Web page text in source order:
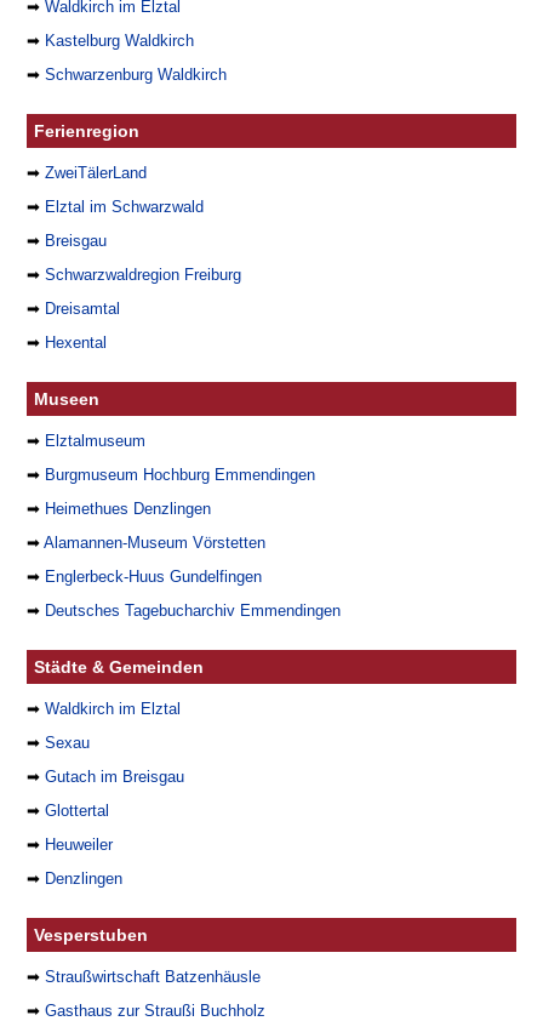
➡Waldkirch im Elztal
➡ Kastelburg Waldkirch
➡Schwarzenburg Waldkirch
Ferienregion
➡ZweiTälerLand
➡ Elztal im Schwarzwald
➡ Breisgau
➡Schwarzwaldregion Freiburg
➡ Dreisamtal
➡ Hexental
Museen
➡ Elztalmuseum
➡ Burgmuseum Hochburg Emmendingen
➡ Heimethues Denzlingen
➡Alamannen-Museum Vörstetten
➡ Englerbeck-Huus Gundelfingen
➡ Deutsches Tagebucharchiv Emmendingen
Städte & Gemeinden
➡Waldkirch im Elztal
➡Sexau
➡Gutach im Breisgau
➡Glottertal
➡ Heuweiler
➡ Denzlingen
Vesperstuben
➡Straußwirtschaft Batzenhäusle
➡Gasthaus zur Straußi Buchholz